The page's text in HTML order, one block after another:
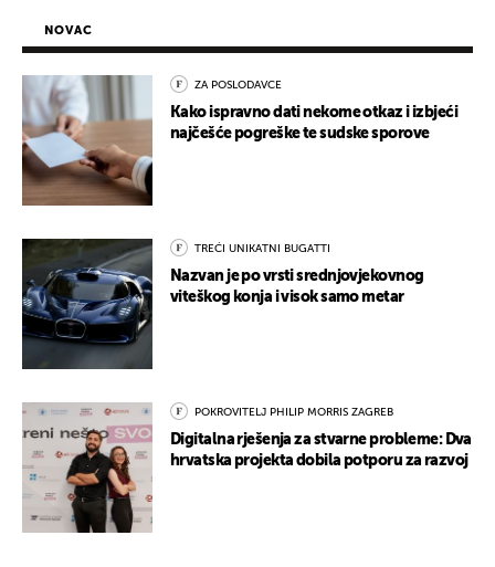
NOVAC
ZA POSLODAVCE
Kako ispravno dati nekome otkaz i izbjeći
najčešće pogreške te sudske sporove
TREĆI UNIKATNI BUGATTI
Nazvan je po vrsti srednjovjekovnog
viteškog konja i visok samo metar
POKROVITELJ PHILIP MORRIS ZAGREB
Digitalna rješenja za stvarne probleme: Dva
hrvatska projekta dobila potporu za razvoj